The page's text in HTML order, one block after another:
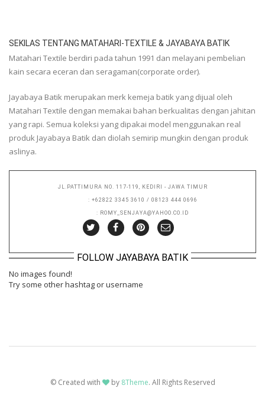
SEKILAS TENTANG MATAHARI-TEXTILE & JAYABAYA BATIK
Matahari Textile berdiri pada tahun 1991 dan melayani pembelian
kain secara eceran dan seragaman(corporate order).
Jayabaya Batik merupakan merk kemeja batik yang dijual oleh
Matahari Textile dengan memakai bahan berkualitas dengan jahitan
yang rapi. Semua koleksi yang dipakai model menggunakan real
produk Jayabaya Batik dan diolah semirip mungkin dengan produk
aslinya.
JL.PATTIMURA NO. 117-119, KEDIRI - JAWA TIMUR
: +62822 3345 3610 / 08123 444 0696
: ROMY_SENJAYA@YAHOO.CO.ID
FOLLOW JAYABAYA BATIK
No images found!
Try some other hashtag or username
© Created with by 8Theme. All Rights Reserved